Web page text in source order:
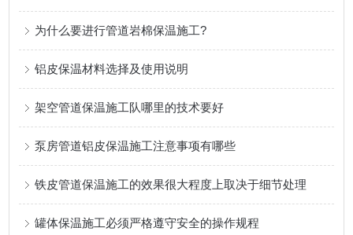
为什么要进行管道岩棉保温施工?
铝皮保温材料选择及使用说明
架空管道保温施工队哪里的技术要好
泵房管道铝皮保温施工注意事项有哪些
铁皮管道保温施工的效果很大程度上取决于细节处理
罐体保温施工必须严格遵守安全的操作规程